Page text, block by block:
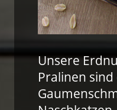
Unsere
Pralinen